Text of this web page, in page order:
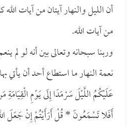
أن الليل والنهار آيتان من آيات
من آيات الله.
وربنا سبحانه وتعالى بين أنه لو لم
نعمة النهار ما استطاع أحد أن يأتي
عَلَيْكُمُ اللَّيْلَ سَرْمَدًا إِلَى يَوْمِ الْقِيَامَةِ
أَفَلا تَسْمَعُونَ *قُلْ أَرَأَيْتُمْ إِنْ جَعَلَ